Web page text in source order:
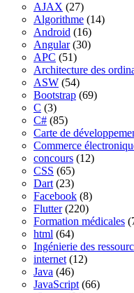
AJAX (27)
Algorithme (14)
Android (16)
Angular(30)
APC (51)
Architecture des
ASW (54)
Bootstrap (69)
C (3)
C# (85)
Carte de
Commerce
concours (12)
CSS (65)
Dart (23)
Facebook (8)
Flutter(220)
Formation médicales
html (64)
Ingénierie des
internet (12)
Java (46)
JavaScript (66)